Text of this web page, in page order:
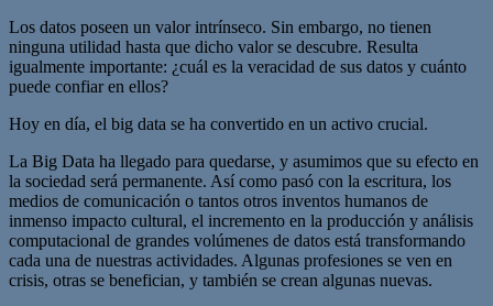
Los datos poseen un valor intrínseco. Sin embargo, no tienen
ninguna utilidad hasta que dicho valor se descubre. Resulta
igualmente importante: ¿cuál es la veracidad de sus datos y cuánto
puede confiar en ellos?
Hoy en día, el big data se ha convertido en un activo crucial.
La Big Data ha llegado para quedarse, y asumimos que su efecto en
la sociedad será permanente. Así como pasó con la escritura, los
medios de comunicación o tantos otros inventos humanos de
inmenso impacto cultural, el incremento en la producción y análisis
computacional de grandes volúmenes de datos está transformando
cada una de nuestras actividades. Algunas profesiones se ven en
crisis, otras se benefician, y también se crean algunas nuevas.